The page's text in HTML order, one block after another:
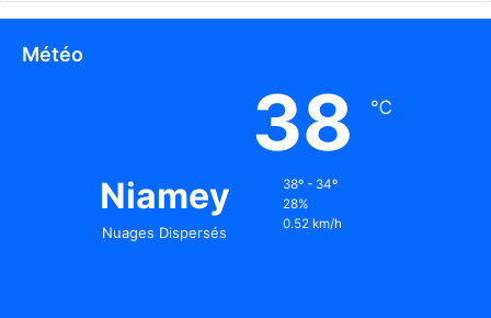
Météo
Niamey
Nuages Dispersés
38 ℃
38º - 34º
28%
0.52 km/h